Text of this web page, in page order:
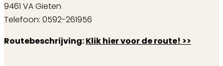
9461 VA Gieten
Telefoon: 0592-261956
Routebeschrijving:Klik hier voor de route! >>